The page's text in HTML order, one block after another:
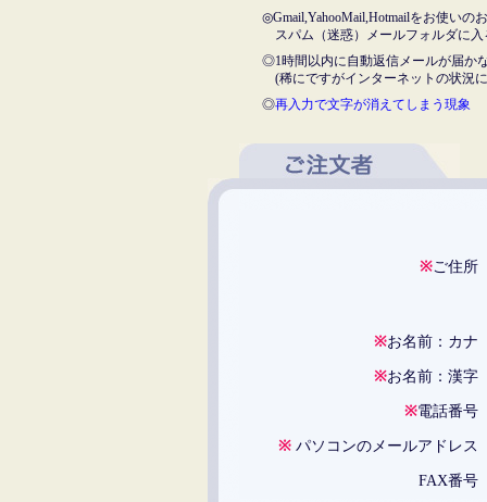
◎Gmail,YahooMail,Hotmailをお使いの
スパム（迷惑）メールフォルダに
◎1時間以内に自動返信メールが届か
(稀にですがインターネットの状況
◎再入力で文字が消えてしまう現象
※ご住
※お名前：カ
※お名前：漢
※電話番
※ パソコンのメールアドレ
FAX番